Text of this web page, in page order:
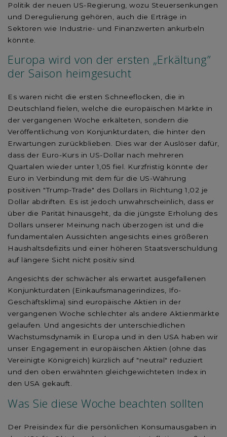
Politik der neuen US-Regierung, wozu Steuersenkungen
und Deregulierung gehören, auch die Erträge in
Sektoren wie Industrie- und Finanzwerten ankurbeln
könnte.
Europa wird von der ersten „Erkältung”
der Saison heimgesucht
Es waren nicht die ersten Schneeflocken, die in
Deutschland fielen, welche die europäischen Märkte in
der vergangenen Woche erkälteten, sondern die
Veröffentlichung von Konjunkturdaten, die hinter den
Erwartungen zurückblieben. Dies war der Auslöser dafür,
dass der Euro-Kurs in US-Dollar nach mehreren
Quartalen wieder unter 1,05 fiel. Kurzfristig könnte der
Euro in Verbindung mit dem für die US-Währung
positiven "Trump-Trade" des Dollars in Richtung 1,02 je
Dollar abdriften. Es ist jedoch unwahrscheinlich, dass er
über die Parität hinausgeht, da die jüngste Erholung des
Dollars unserer Meinung nach überzogen ist und die
fundamentalen Aussichten angesichts eines größeren
Haushaltsdefizits und einer höheren Staatsverschuldung
auf längere Sicht nicht positiv sind.
Angesichts der schwächer als erwartet ausgefallenen
Konjunkturdaten (Einkaufsmanagerindizes, Ifo-
Geschäftsklima) sind europäische Aktien in der
vergangenen Woche schlechter als andere Aktienmärkte
gelaufen. Und angesichts der unterschiedlichen
Wachstumsdynamik in Europa und in den USA haben wir
unser Engagement in europäischen Aktien (ohne das
Vereinigte Königreich) kürzlich auf "neutral" reduziert
und den oben erwähnten gleichgewichteten Index in
den USA gekauft.
Was Sie diese Woche beachten sollten
Der Preisindex für die persönlichen Konsumausgaben in